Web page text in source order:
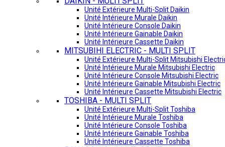
Unité Extérieure Multi-Split Daikin
Unité Intérieure Murale Daikin
Unité Intérieure Console Daikin
Unité Intérieure Gainable Daikin
Unité Intérieure Cassette Daikin
MITSUBIHI ELECTRIC - MULTI SPLIT
Unité Extérieure Multi-Split Mitsubishi
Unité Intérieure Murale Mitsubishi Electric
Unité Intérieure Console Mitsubishi Electric
Unité Intérieure Gainable Mitsubishi Electric
Unité Intérieure Cassette Mitsubishi Electric
TOSHIBA - MULTI SPLIT
Unité Extérieure Multi-Split Toshiba
Unité Intérieure Murale Toshiba
Unité Intérieure Console Toshiba
Unité Intérieure Gainable Toshiba
Unité Intérieure Cassette Toshiba